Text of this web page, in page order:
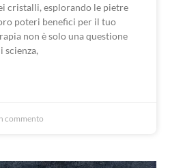
cristalli, esplorando le pietre
poteri benefici per il tuo
non è solo una questione
scienza,
commento